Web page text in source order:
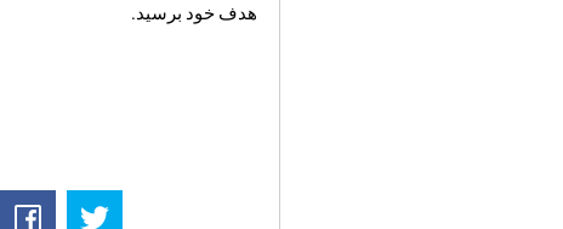
هدف خود برسید.